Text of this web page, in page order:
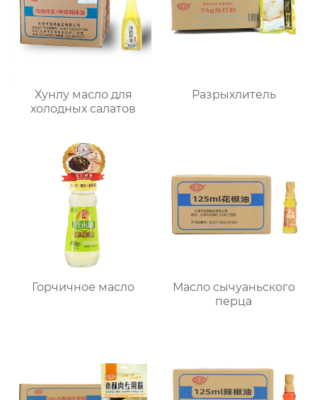
Хунлу масло для
холодных салатов
Разрыхлитель
Горчичное масло
Масло сычуаньского
перца